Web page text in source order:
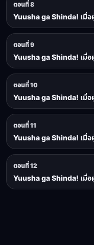
ตอนที่ 8
Yuusha ga Shinda! เมื่อ
ตอนที่ 9
Yuusha ga Shinda! เมื่อ
ตอนที่ 10
Yuusha ga Shinda! เมื่อ
ตอนที่ 11
Yuusha ga Shinda! เมื่อ
ตอนที่ 12
Yuusha ga Shinda! เมื่อ